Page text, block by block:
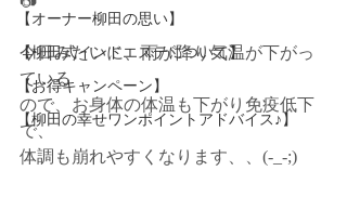
【オーナー柳田の思い】
【柳田式インドエステについて】
【お得キャンペーン】
【柳田の幸せワンポイントアドバイス♪】
今日みたいに、雨が降り気温が下がっ
ている
ので、お身体の体温も下がり免疫低下
で、
体調も崩れやすくなります、、(-_-;)